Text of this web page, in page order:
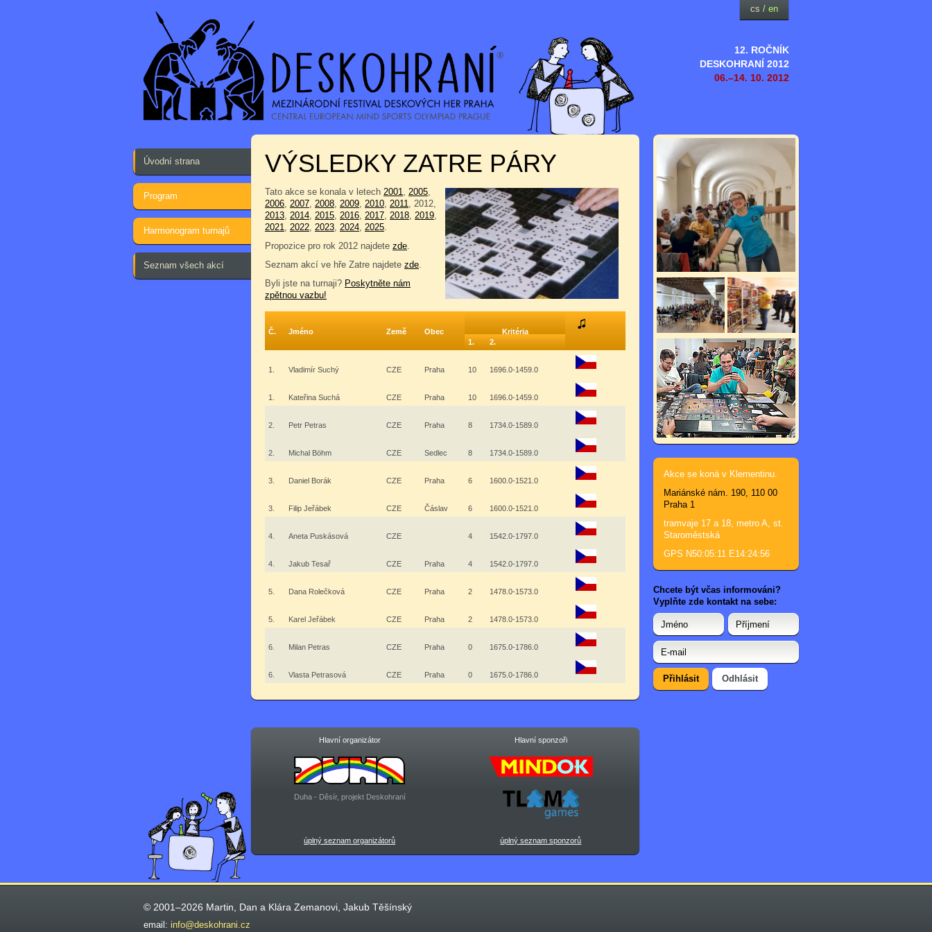
12. ROČNÍK
DESKOHRANÍ 2012
06.–14. 10. 2012
cs / en
Úvodní strana
Program
Harmonogram turnajů
Seznam všech akcí
VÝSLEDKY ZATRE PÁRY
Tato akce se konala v letech 2001, 2005,
2006, 2007, 2008, 2009, 2010, 2011, 2012,
2013, 2014, 2015, 2016, 2017, 2018, 2019,
2021, 2022, 2023, 2024, 2025.
Propozice pro rok 2012 najdete zde.
Seznam akcí ve hře Zatre najdete zde.
Byli jste na turnaji? Poskytněte nám
zpětnou vazbu!
Č. Jméno Země Obec
Kritéria
1.
2.
1. Vladimír Suchý CZE Praha 10 1696.0-1459.0
1. Kateřina Suchá CZE Praha 10 1696.0-1459.0
2. Petr Petras CZE Praha 8 1734.0-1589.0
2. Michal Böhm CZE Sedlec 8 1734.0-1589.0
3. Daniel Borák CZE Praha 6 1600.0-1521.0
3. Filip Jeřábek CZE Čáslav 6 1600.0-1521.0
4. Aneta Puskásová CZE 4 1542.0-1797.0
4. Jakub Tesař CZE Praha 4 1542.0-1797.0
5. Dana Rolečková CZE Praha 2 1478.0-1573.0
5. Karel Jeřábek CZE Praha 2 1478.0-1573.0
6. Milan Petras CZE Praha 0 1675.0-1786.0
6. Vlasta Petrasová CZE Praha 0 1675.0-1786.0
Hlavní organizátor Hlavní sponzoři
Duha - Děsír, projekt Deskohraní
úplný seznam organizátorů úplný seznam sponzorů
Akce se koná v Klementinu.
Mariánské nám. 190, 110 00
Praha 1
tramvaje 17 a 18, metro A, st.
Staroměstská
GPS N50:05:11 E14:24:56
Chcete být včas informováni?
Vyplňte zde kontakt na sebe:
© 2001–2026 Martin, Dan a Klára Zemanovi, Jakub Těšínský
email: info@deskohrani.cz